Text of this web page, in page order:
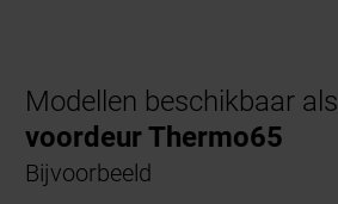
Modellen beschikbaar als
voordeur Thermo65
Bijvoorbeeld